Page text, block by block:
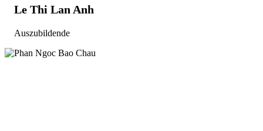
Le Thi Lan Anh
Auszubildende